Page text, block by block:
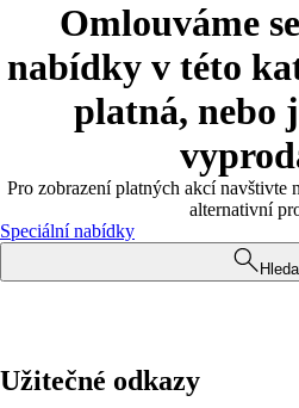
Omlouváme
nabídky v této
platná, nebo
Pro zobrazení platných akcí navštivte
alternativní
Speciální nabídky
Užitečné odkazy